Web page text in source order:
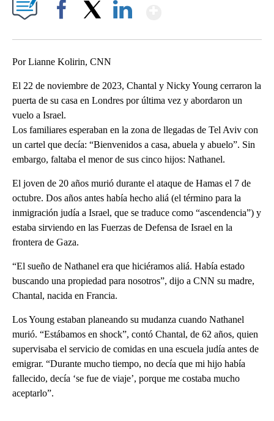
Por Lianne Kolirin, CNN
El 22 de noviembre de 2023, Chantal y Nicky Young cerraron la
puerta de su casa en Londres por última vez y abordaron un
vuelo a Israel.
Los familiares esperaban en la zona de llegadas de Tel Aviv con
un cartel que decía: “Bienvenidos a casa, abuela y abuelo”. Sin
embargo, faltaba el menor de sus cinco hijos: Nathanel.
El joven de 20 años murió durante el ataque de Hamas el 7 de
octubre. Dos años antes había hecho aliá (el término para la
inmigración judía a Israel, que se traduce como “ascendencia”) y
estaba sirviendo en las Fuerzas de Defensa de Israel en la
frontera de Gaza.
“El sueño de Nathanel era que hiciéramos aliá. Había estado
buscando una propiedad para nosotros”, dijo a CNN su madre,
Chantal, nacida en Francia.
Los Young estaban planeando su mudanza cuando Nathanel
murió. “Estábamos en shock”, contó Chantal, de 62 años, quien
supervisaba el servicio de comidas en una escuela judía antes de
emigrar. “Durante mucho tiempo, no decía que mi hijo había
fallecido, decía ‘se fue de viaje’, porque me costaba mucho
aceptarlo”.